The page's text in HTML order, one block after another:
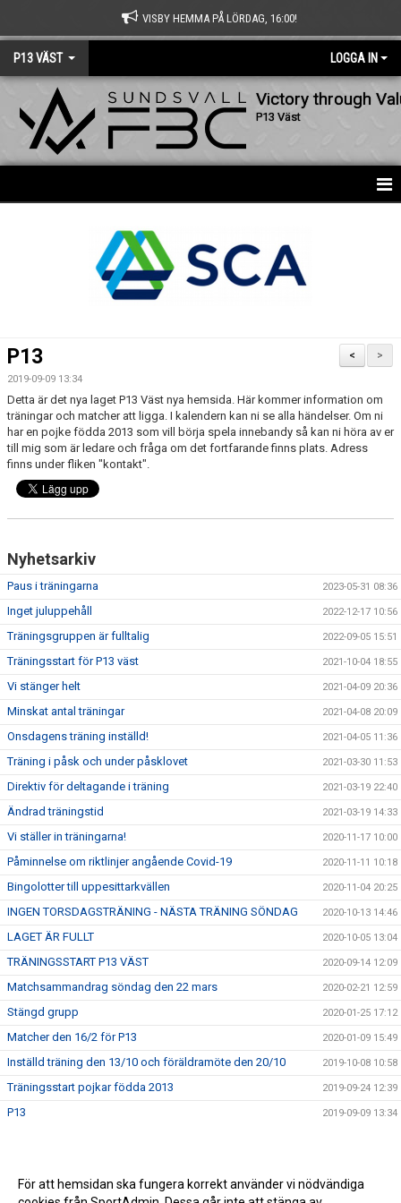
VISBY HEMMA PÅ LÖRDAG, 16:00!
P13 VÄST LOGGA IN
Victory through
P13 Väst
TRUPPEN
DOKUMENT
BILDGALLERI
KONTAKT
>
<
P13
2019-09-09 13:34
Detta är det nya laget P13 Väst nya hemsida. Här kommer information om
träningar och matcher att ligga. I kalendern kan ni se alla händelser. Om ni
har en pojke födda 2013 som vill börja spela innebandy så kan ni höra av er
till mig som är ledare och fråga om det fortfarande finns plats. Adress
finns under fliken "kontakt".
Nyhetsarkiv
Paus i träningarna 2023-05-31 08:36
Inget juluppehåll 2022-12-17 10:56
Träningsgruppen är fulltalig 2022-09-05 15:51
Träningsstart för P13 väst 2021-10-04 18:55
Vi stänger helt 2021-04-09 20:36
Minskat antal träningar 2021-04-08 20:09
Onsdagens träning inställd! 2021-04-05 11:36
Träning i påsk och under påsklovet 2021-03-30 11:53
Direktiv för deltagande i träning 2021-03-19 22:40
Ändrad träningstid 2021-03-19 14:33
Vi ställer in träningarna! 2020-11-17 10:00
Påminnelse om riktlinjer angående Covid-19 2020-11-11 10:18
Bingolotter till uppesittarkvällen 2020-11-04 20:25
INGEN TORSDAGSTRÄNING - NÄSTA TRÄNING SÖNDAG 2020-10-13 14:46
LAGET ÄR FULLT 2020-10-05 13:04
TRÄNINGSSTART P13 VÄST 2020-09-14 12:09
Matchsammandrag söndag den 22 mars 2020-02-21 12:59
Stängd grupp 2020-01-25 17:12
Matcher den 16/2 för P13 2020-01-09 15:49
Inställd träning den 13/10 och föräldramöte den 20/10 2019-10-08 10:58
Träningsstart pojkar födda 2013 2019-09-24 12:39
P13 2019-09-09 13:34
För att hemsidan ska fungera korrekt använder vi nödvändiga